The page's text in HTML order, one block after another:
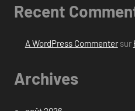
Recent
A WordPress Commentersur
Archives